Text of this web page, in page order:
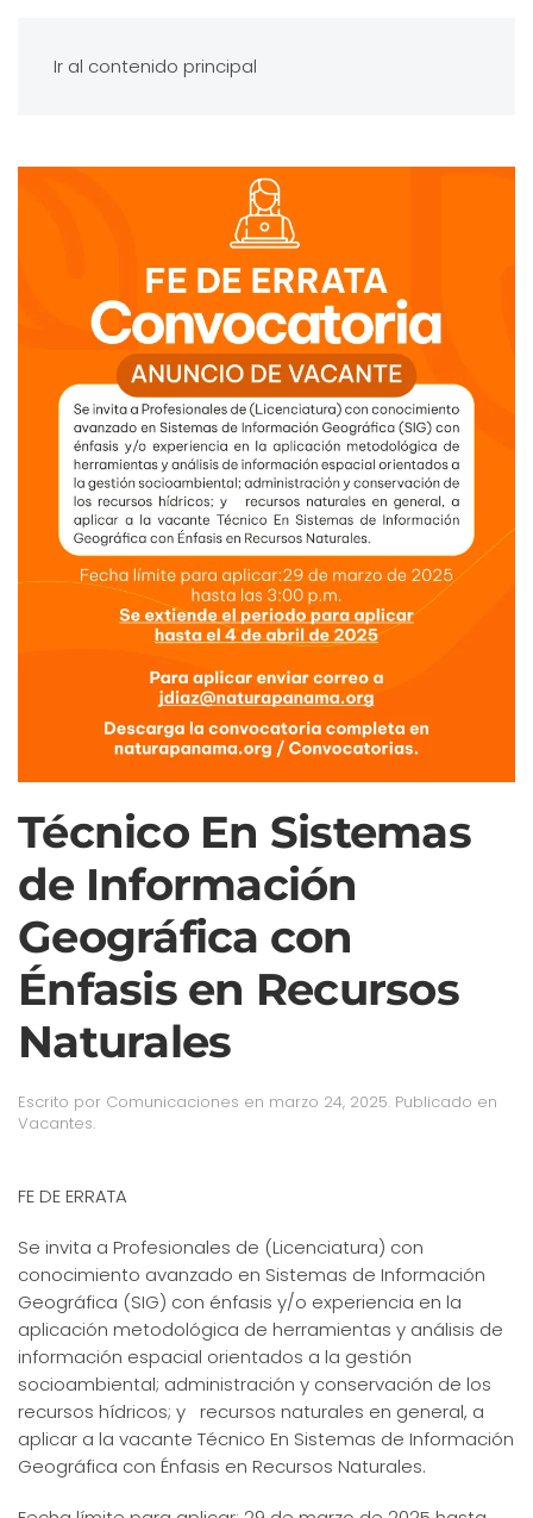
Ir al contenido principal
Técnico En Sistemas
de Información
Geográfica con
Énfasis en Recursos
Naturales
Escrito por Comunicaciones en marzo 24, 2025. Publicado en
Vacantes.
FE DE ERRATA
Se invita a Profesionales de (Licenciatura) con
conocimiento avanzado en Sistemas de Información
Geográfica (SIG) con énfasis y/o experiencia en la
aplicación metodológica de herramientas y análisis de
información espacial orientados a la gestión
socioambiental; administración y conservación de los
recursos hídricos; y recursos naturales en general, a
aplicar a la vacante Técnico En Sistemas de Información
Geográfica con Énfasis en Recursos Naturales.